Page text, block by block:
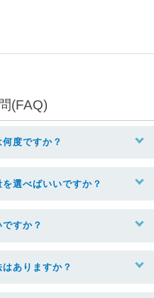
(FAQ)
度ですか？
選べばいいですか？
すか？
ありますか？